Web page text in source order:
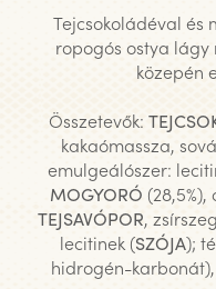
Tejcsokoládéval és
ropogós ostya lágy
közepén
Összetevők:
kakaómassza,
emulgeálószer:
MOGYORÓ
TEJSAVÓPOR,
lecitinek (SZÓJA);
hidrogén-